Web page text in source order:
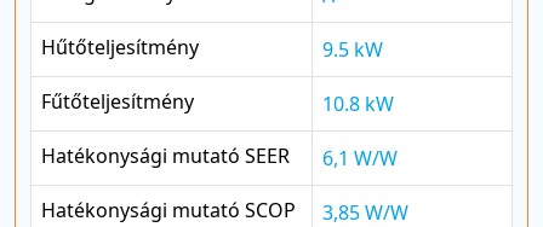
Hűtőteljesítmény
9.5 kW
Fűtőteljesítmény
10.8 kW
Hatékonysági mutató SEER
6,1 W/W
Hatékonysági mutató SCOP
3,85 W/W